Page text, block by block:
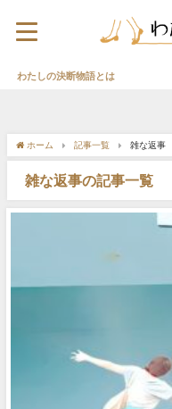
わたしの決断物語とは
ホーム 記事一覧 雑な返事
雑な返事の記事一覧